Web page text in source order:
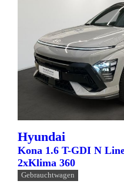
Hyundai
Kona 1.6 T-GDI N
2xKlima 360
Gebrauchtwagen